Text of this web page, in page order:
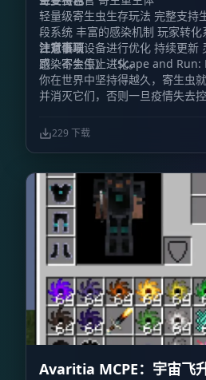
轻量级寄生虫生存玩法 完整支持
段系统 丰富的感染机制 玩家转
针对低端设备进行优化 持续更新
跑：寄生虫》（Scape and Run:
注意事项
感染不会停止进化。
你在世界中坚持得越久，寄生虫
并消灭它们，否则一旦疫情失去
229 下载
Avaritia MCPE：宇宙飞